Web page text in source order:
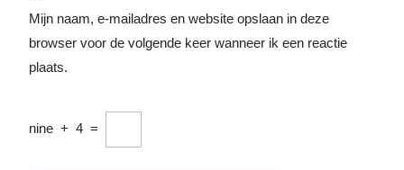
Mijn naam, e-mailadres en website opslaan in deze
browser voor de volgende keer wanneer ik een reactie
plaats.
nine + 4 =